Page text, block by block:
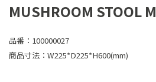
MUSHROOM STOOL M
品番： 100000027
商品寸法： W225*D225*H600(mm)